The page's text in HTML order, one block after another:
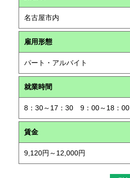
名古屋市内
雇用形態
パート・アルバイト
就業時間
8：30～17：30 9：00～18：00
賃金
9,120円～12,000円